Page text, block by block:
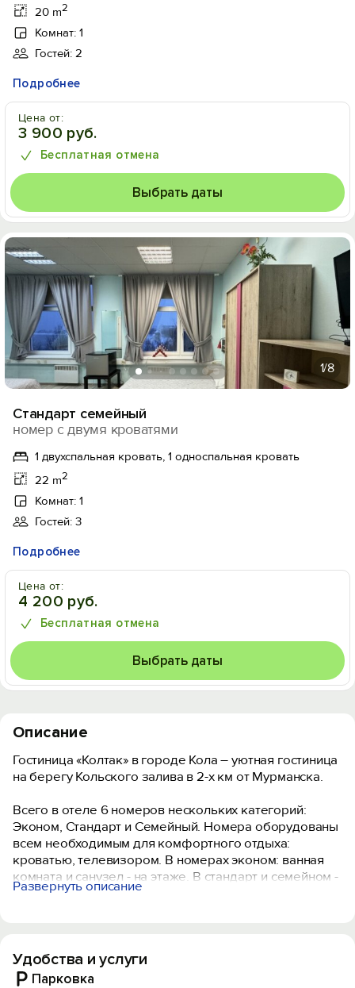
20 m2
Комнат: 1
Гостей: 2
Подробнее
Цена от:
3 900 руб.
Бесплатная отмена
Выбрать даты
1/8
Стандарт семейный
номер с двумя кроватями
1 двухспальная кровать, 1 односпальная кровать
22 m2
Комнат: 1
Гостей: 3
Подробнее
Цена от:
4 200 руб.
Бесплатная отмена
Выбрать даты
Описание
Гостиница «Колтак» в городе Кола – уютная гостиница
на берегу Кольского залива в 2-х км от Мурманска.
Всего в отеле 6 номеров нескольких категорий:
Эконом, Стандарт и Семейный. Номера оборудованы
всем необходимым для комфортного отдыха:
кроватью, телевизором. В номерах эконом: ванная
комната и санузел - на этаже. В стандарт и семейном -
собственная ванная комната.
Домашние животные не допускаются.
Стоимость проживания включает в себя проживание
Развернуть описание
Удобства и услуги
Парковка